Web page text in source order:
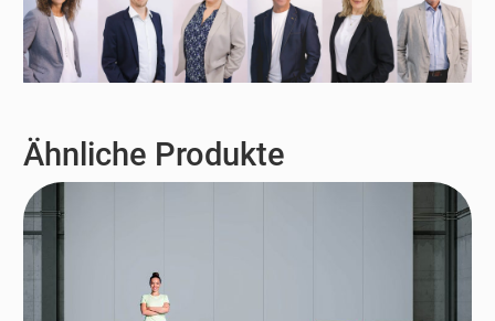
Ähnliche Produkte